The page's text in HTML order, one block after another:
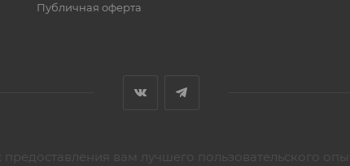
Публичная оферта
вам лучшего пользовательского